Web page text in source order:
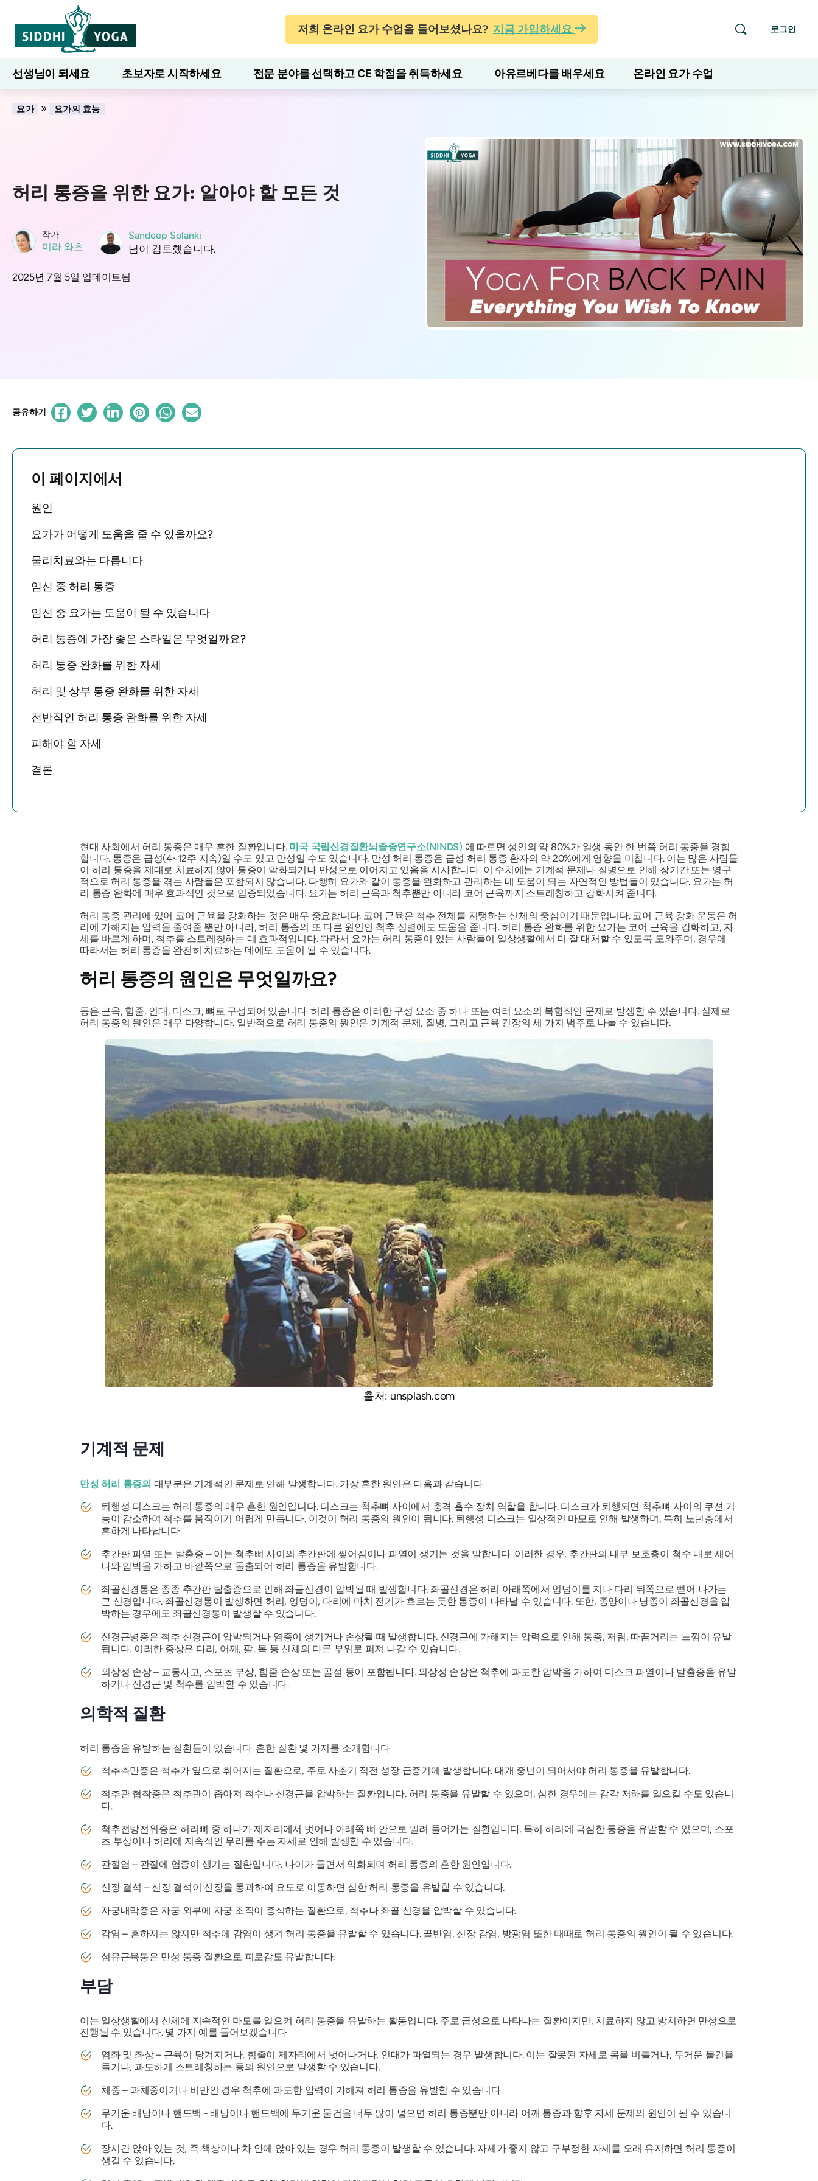
저희 온라인 요가 수업을 들어보셨나요? 지금 가입하세요 로그인
선생님이 되세요 초보자로 시작하세요 전문 분야를 선택하고 CE 학점을 취득하세요 아유르베다를 배우세요 온라인 요가 수업
7일간의 웰니스
요가 » 요가의 효능
허리 통증을 위한 요가: 알아야 할 모든 것
작가
미라 와츠
Sandeep Solanki
님이 검토했습니다.
2025년 7월 5일 업데이트됨
공유하기
이 페이지에서
원인
요가가 어떻게 도움을 줄 수 있을까요?
물리치료와는 다릅니다
임신 중 허리 통증
임신 중 요가는 도움이 될 수 있습니다
허리 통증에 가장 좋은 스타일은 무엇일까요?
허리 통증 완화를 위한 자세
허리 및 상부 통증 완화를 위한 자세
전반적인 허리 통증 완화를 위한 자세
피해야 할 자세
결론
현대 사회에서 허리 통증은 매우 흔한 질환입니다. 미국 국립신경질환뇌졸중연구소(NINDS) 에 따르면 성인의 약 80%가 일생 동안 한 번쯤 허리 통증을 경험
합니다. 통증은 급성(4~12주 지속)일 수도 있고 만성일 수도 있습니다. 만성 허리 통증은 급성 허리 통증 환자의 약 20%에게 영향을 미칩니다. 이는 많은 사람들
이 허리 통증을 제대로 치료하지 않아 통증이 악화되거나 만성으로 이어지고 있음을 시사합니다. 이 수치에는 기계적 문제나 질병으로 인해 장기간 또는 영구
적으로 허리 통증을 겪는 사람들은 포함되지 않습니다. 다행히 요가와 같이 통증을 완화하고 관리하는 데 도움이 되는 자연적인 방법들이 있습니다. 요가는 허
리 통증 완화에 매우 효과적인 것으로 입증되었습니다. 요가는 허리 근육과 척추뿐만 아니라 코어 근육까지 스트레칭하고 강화시켜 줍니다.
허리 통증 관리에 있어 코어 근육을 강화하는 것은 매우 중요합니다. 코어 근육은 척추 전체를 지탱하는 신체의 중심이기 때문입니다. 코어 근육 강화 운동은 허
리에 가해지는 압력을 줄여줄 뿐만 아니라, 허리 통증의 또 다른 원인인 척추 정렬에도 도움을 줍니다. 허리 통증 완화를 위한 요가는 코어 근육을 강화하고, 자
세를 바르게 하며, 척추를 스트레칭하는 데 효과적입니다. 따라서 요가는 허리 통증이 있는 사람들이 일상생활에서 더 잘 대처할 수 있도록 도와주며, 경우에
따라서는 허리 통증을 완전히 치료하는 데에도 도움이 될 수 있습니다.
허리 통증의 원인은 무엇일까요?
등은 근육, 힘줄, 인대, 디스크, 뼈로 구성되어 있습니다. 허리 통증은 이러한 구성 요소 중 하나 또는 여러 요소의 복합적인 문제로 발생할 수 있습니다. 실제로
허리 통증의 원인은 매우 다양합니다. 일반적으로 허리 통증의 원인은 기계적 문제, 질병, 그리고 근육 긴장의 세 가지 범주로 나눌 수 있습니다.
출처: unsplash.com
기계적 문제
만성 허리 통증의 대부분은 기계적인 문제로 인해 발생합니다. 가장 흔한 원인은 다음과 같습니다.
퇴행성 디스크는 허리 통증의 매우 흔한 원인입니다. 디스크는 척추뼈 사이에서 충격 흡수 장치 역할을 합니다. 디스크가 퇴행되면 척추뼈 사이의 쿠션 기
능이 감소하여 척추를 움직이기 어렵게 만듭니다. 이것이 허리 통증의 원인이 됩니다. 퇴행성 디스크는 일상적인 마모로 인해 발생하며, 특히 노년층에서
흔하게 나타납니다.
추간판 파열 또는 탈출증 – 이는 척추뼈 사이의 추간판에 찢어짐이나 파열이 생기는 것을 말합니다. 이러한 경우, 추간판의 내부 보호층이 척수 내로 새어
나와 압박을 가하고 바깥쪽으로 돌출되어 허리 통증을 유발합니다.
좌골신경통은 종종 추간판 탈출증으로 인해 좌골신경이 압박될 때 발생합니다. 좌골신경은 허리 아래쪽에서 엉덩이를 지나 다리 뒤쪽으로 뻗어 나가는
큰 신경입니다. 좌골신경통이 발생하면 허리, 엉덩이, 다리에 마치 전기가 흐르는 듯한 통증이 나타날 수 있습니다. 또한, 종양이나 낭종이 좌골신경을 압
박하는 경우에도 좌골신경통이 발생할 수 있습니다.
신경근병증은 척추 신경근이 압박되거나 염증이 생기거나 손상될 때 발생합니다. 신경근에 가해지는 압력으로 인해 통증, 저림, 따끔거리는 느낌이 유발
됩니다. 이러한 증상은 다리, 어깨, 팔, 목 등 신체의 다른 부위로 퍼져 나갈 수 있습니다.
외상성 손상 – 교통사고, 스포츠 부상, 힘줄 손상 또는 골절 등이 포함됩니다. 외상성 손상은 척추에 과도한 압박을 가하여 디스크 파열이나 탈출증을 유발
하거나 신경근 및 척수를 압박할 수 있습니다.
의학적 질환
허리 통증을 유발하는 질환들이 있습니다. 흔한 질환 몇 가지를 소개합니다
척추측만증은 척추가 옆으로 휘어지는 질환으로, 주로 사춘기 직전 성장 급증기에 발생합니다. 대개 중년이 되어서야 허리 통증을 유발합니다.
척추관 협착증은 척추관이 좁아져 척수나 신경근을 압박하는 질환입니다. 허리 통증을 유발할 수 있으며, 심한 경우에는 감각 저하를 일으킬 수도 있습니
다.
척추전방전위증은 허리뼈 중 하나가 제자리에서 벗어나 아래쪽 뼈 안으로 밀려 들어가는 질환입니다. 특히 허리에 극심한 통증을 유발할 수 있으며, 스포
츠 부상이나 허리에 지속적인 무리를 주는 자세로 인해 발생할 수 있습니다.
관절염 – 관절에 염증이 생기는 질환입니다. 나이가 들면서 악화되며 허리 통증의 흔한 원인입니다.
신장 결석 – 신장 결석이 신장을 통과하여 요도로 이동하면 심한 허리 통증을 유발할 수 있습니다.
자궁내막증은 자궁 외부에 자궁 조직이 증식하는 질환으로, 척추나 좌골 신경을 압박할 수 있습니다.
감염 – 흔하지는 않지만 척추에 감염이 생겨 허리 통증을 유발할 수 있습니다. 골반염, 신장 감염, 방광염 또한 때때로 허리 통증의 원인이 될 수 있습니다.
섬유근육통은 만성 통증 질환으로 피로감도 유발합니다.
부담
이는 일상생활에서 신체에 지속적인 마모를 일으켜 허리 통증을 유발하는 활동입니다. 주로 급성으로 나타나는 질환이지만, 치료하지 않고 방치하면 만성으로
진행될 수 있습니다. 몇 가지 예를 들어보겠습니다
염좌 및 좌상 – 근육이 당겨지거나, 힘줄이 제자리에서 벗어나거나, 인대가 파열되는 경우 발생합니다. 이는 잘못된 자세로 몸을 비틀거나, 무거운 물건을
들거나, 과도하게 스트레칭하는 등의 원인으로 발생할 수 있습니다.
체중 – 과체중이거나 비만인 경우 척추에 과도한 압력이 가해져 허리 통증을 유발할 수 있습니다.
무거운 배낭이나 핸드백 - 배낭이나 핸드백에 무거운 물건을 너무 많이 넣으면 허리 통증뿐만 아니라 어깨 통증과 향후 자세 문제의 원인이 될 수 있습니
다.
장시간 앉아 있는 것, 즉 책상이나 차 안에 앉아 있는 경우 허리 통증이 발생할 수 있습니다. 자세가 좋지 않고 구부정한 자세를 오래 유지하면 허리 통증이
생길 수 있습니다.